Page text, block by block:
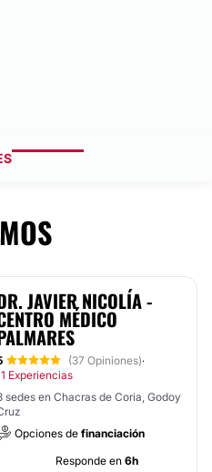
JAVIER NICOLÍA -
MÉDICO
(37 Opiniones)·
Experiencias
sedes en Chacras de Coria, Godoy
Opciones de financiación
Responde en 6h